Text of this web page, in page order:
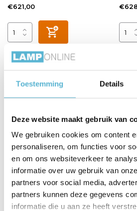
Toestemming Details
Deze website maakt gebruik van
We gebruiken cookies om content
personaliseren, om functies voor
en om ons websiteverkeer te
informatie over uw gebruik van
partners voor social media,
partners kunnen deze gegevens
informatie die u aan ze heeft
€621,00
Hanglamp Genua 4+2
cacao
Vergelijk
200